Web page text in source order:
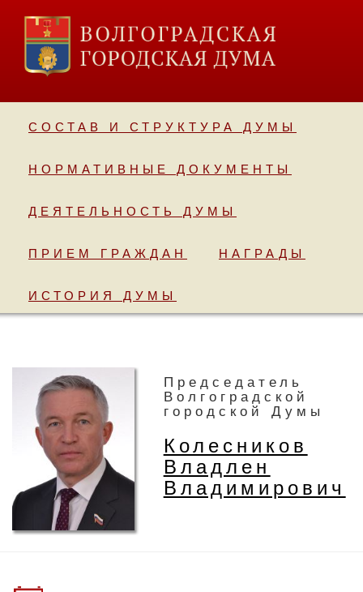
СОСТАВ И СТРУКТУРА ДУМЫ
НОРМАТИВНЫЕ ДОКУМЕНТЫ
ДЕЯТЕЛЬНОСТЬ ДУМЫ
ПРИЕМ ГРАЖДАН НАГРАДЫ
ИСТОРИЯ ДУМЫ
Председатель
Волгоградской
городской Думы
Колесников
Владлен
Владимирович